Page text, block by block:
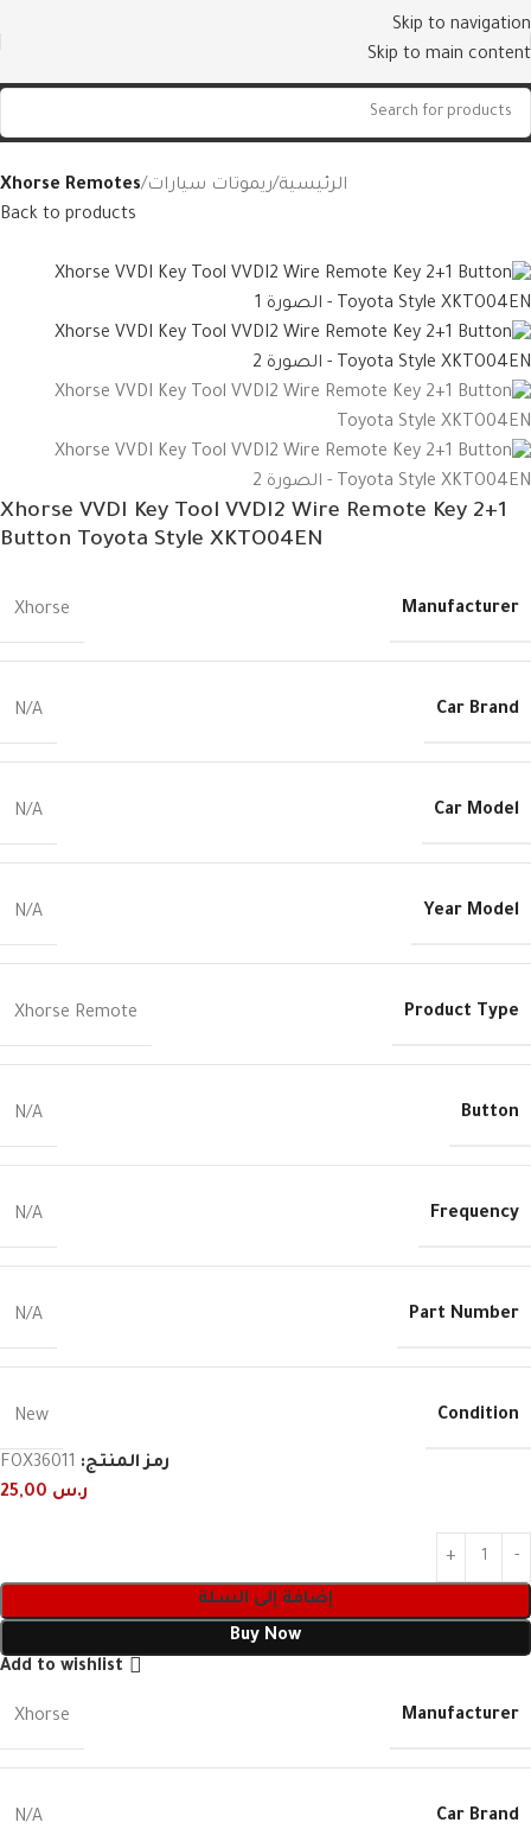
Skip to navigation
Skip to main content
الرئيسية ريموتات سيارات Xhorse Remotes
Back to products
Xhorse VVDI Key Tool VVDI2 Wire Remote Key 2+1
Button Toyota Style XKTO04EN
Manufacturer
Xhorse
Car Brand
N/A
Car Model
N/A
Year Model
N/A
Product Type
Xhorse Remote
Button
N/A
Frequency
N/A
Part Number
N/A
Condition
New
رمز المنتج: FOX36011
ر.س
إضافة إلى السلة
Buy Now
Add to wishlist
Manufacturer
Xhorse
Car Brand
N/A